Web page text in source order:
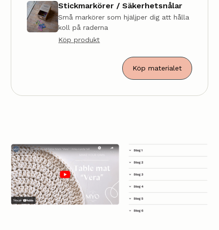
Stickmarkörer / Säkerhetsnålar
Små markörer som hjäljper dig att hålla
koll på raderna
Köp produkt
Köp materialet